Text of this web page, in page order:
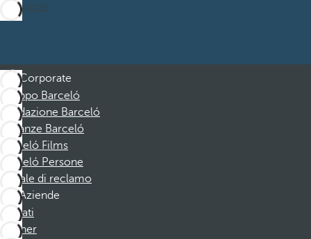
Iscrizione
Corporate
Gruppo Barceló
Fondazione Barceló
Vacanze Barceló
Barceló Films
Barceló Persone
Canale di reclamo
Aziende
Affiliati
Partner